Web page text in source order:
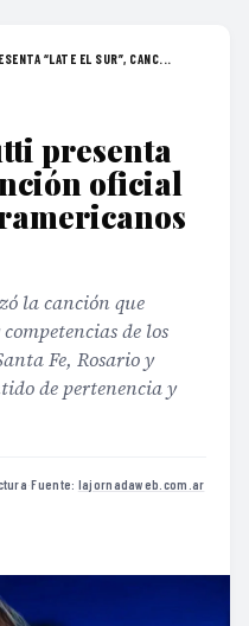
“LATE EL SUR”, CANC...
presenta
oficial
la canción que
de los
Fe, Rosario y
de pertenencia y
·Fuente: lajornadaweb.com.ar